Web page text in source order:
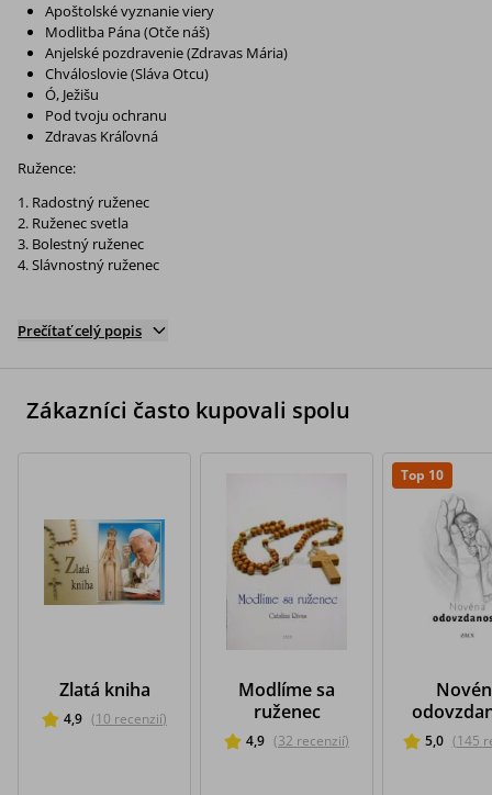
Apoštolské vyznanie viery
Modlitba Pána (Otče náš)
Anjelské pozdravenie (Zdravas Mária)
Chváloslovie (Sláva Otcu)
Ó, Ježišu
Pod tvoju ochranu
Zdravas Kráľovná
Ružence:
Radostný ruženec
Ruženec svetla
Bolestný ruženec
Slávnostný ru­ženec
Prečítať celý popis
Zákazníci často kupovali spolu
Zlatá kniha
4,9 (10 recenzií)
Modlíme sa
ruženec
4,9 (32 recenzií)
Top 10
5,0 (145